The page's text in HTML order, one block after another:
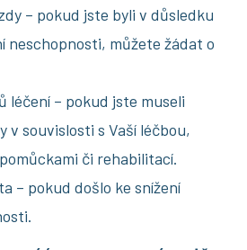
– pokud jste byli v důsledku
neschopnosti, můžete žádat o
léčení – pokud jste museli
v souvislosti s Vaší léčbou,
či rehabilitací.
– pokud došlo ke snížení